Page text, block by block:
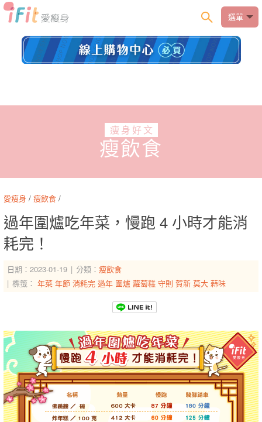
選單
瘦身好文
瘦飲食
愛瘦身 / 瘦飲食 /
過年圍爐吃年菜，慢跑 4 小時才能消
耗完！
日期：2023-01-19 分類： 瘦飲食
標籤： 年菜 年節 消耗完 過年 圍爐 蘿蔔糕 守則 賀新 莫大 蒜味